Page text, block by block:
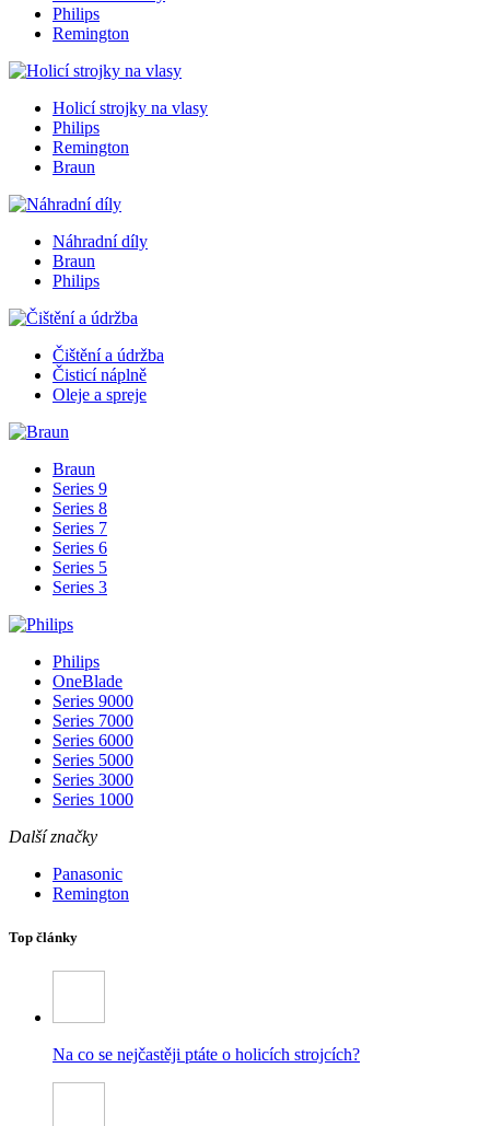
Philips
Remington
Holicí strojky na vlasy
Philips
Remington
Braun
Náhradní díly
Braun
Philips
Čištění a údržba
Čisticí náplně
Oleje a spreje
Braun
Series 9
Series 8
Series 7
Series 6
Series 5
Series 3
Philips
OneBlade
Series 9000
Series 7000
Series 6000
Series 5000
Series 3000
Series 1000
Další značky
Panasonic
Remington
Top články
Na co se nejčastěji ptáte o holicích strojcích?